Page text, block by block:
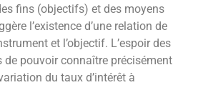
fins (objectifs) et des moyens
l’existence d’une relation de
et l’objectif. L’espoir des
pouvoir connaître précisément
du taux d’intérêt à